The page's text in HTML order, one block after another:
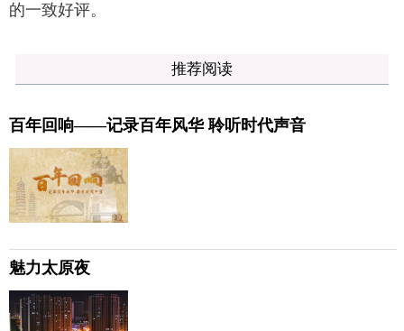
的一致好评。
推荐阅读
百年回响——记录百年风华 聆听时代声音
魅力太原夜